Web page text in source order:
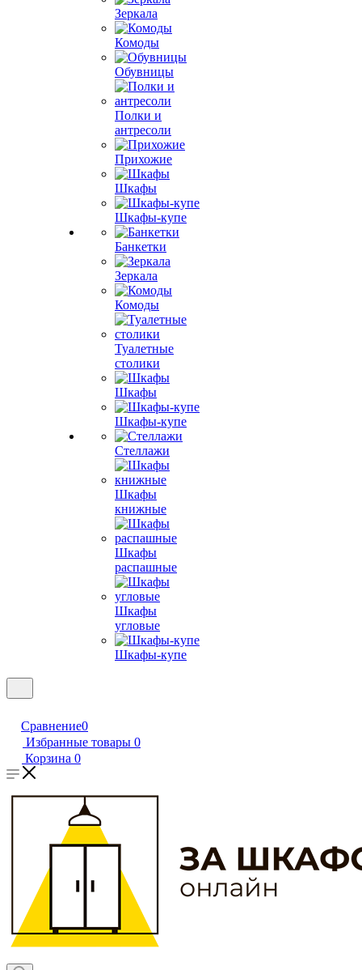
Зеркала
Комоды
Обувницы
Полки и
антресоли
Прихожие
Шкафы
Шкафы-купе
Банкетки
Зеркала
Комоды
Туалетные
столики
Шкафы
Шкафы-купе
Стеллажи
Шкафы
книжные
Шкафы
распашные
Шкафы
угловые
Шкафы-купе
Сравнение0
Избранные товары 0
Корзина 0